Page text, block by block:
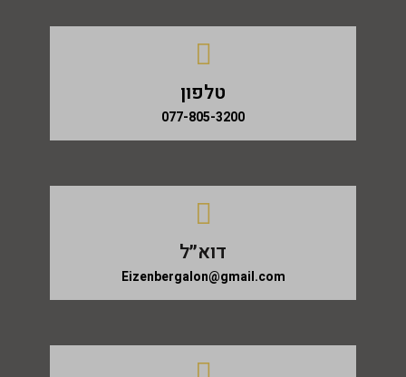
טלפון
077-805-3200
דוא״ל
Eizenbergalon@gmail.com